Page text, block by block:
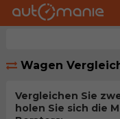
Wagen
Vergleichen Sie
holen Sie sich die